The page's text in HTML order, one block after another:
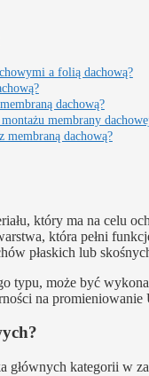
a folią dachową?
dachową?
membrany
membraną dachową?
który ma na celu
która pełni
płaskich lub
typu, może być
na
kategorii w